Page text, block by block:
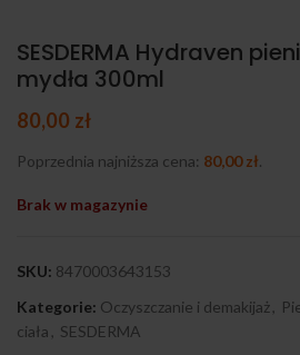
SESDERMA Hydraven
mydła 300ml
80,00 zł
Poprzednia najniższa cena: 80,00zł.
Brak w magazynie
SKU: 8470003643153
Kategorie: Oczyszczanie i demakijaż
ciała
SESDERMA